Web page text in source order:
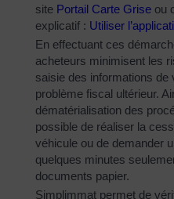
site Portail Carte Grise ou
explicatif : Utiliser
En effectuant ces
acheteurs minimisent les
saisie des informations de
problème fiscal ultérieur.
dématérialisation des
possible de réaliser la
véhicule ou de demander
quelques minutes
documents papier.
Simplimmat permet de